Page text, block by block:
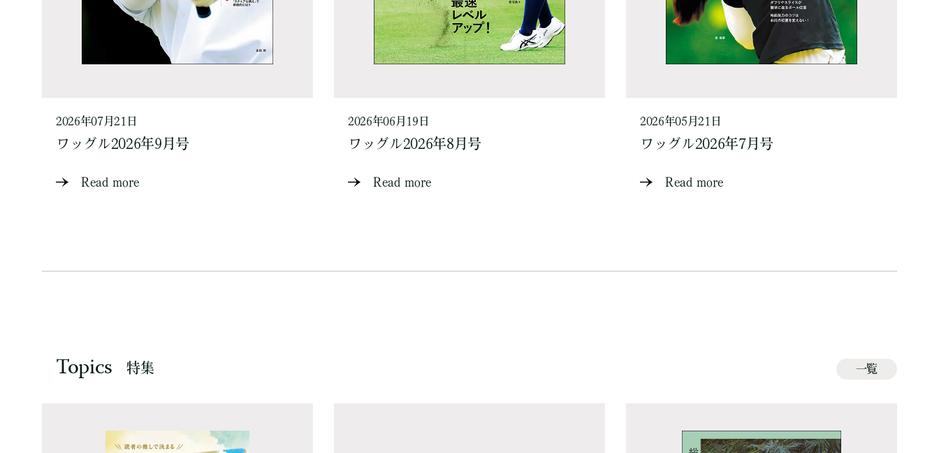
2026年07月21日
ワッグル2026年9月号
Read more
2026年06月19日
ワッグル2026年8月号
Read more
2026年05月21日
ワッグル2026年7月号
Read more
Topics 特集 一覧